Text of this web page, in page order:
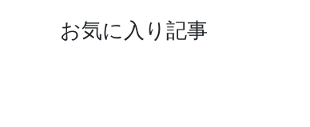
お気に入り記事